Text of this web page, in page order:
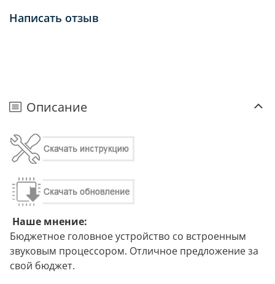
Написать отзыв
Описание
Наше мнение:
Бюджетное головное устройство со встроенным
звуковым процессором. Отличное предложение за
свой бюджет.